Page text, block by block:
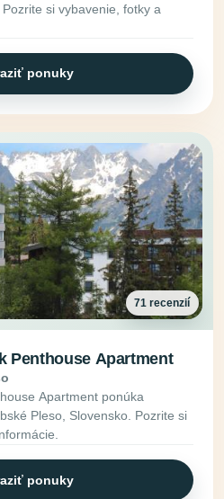
si vybavenie, fotky a
ponuky
71 recenzií
Penthouse Apartment
Apartment ponúka
Pleso, Slovensko. Pozrite si
ponuky